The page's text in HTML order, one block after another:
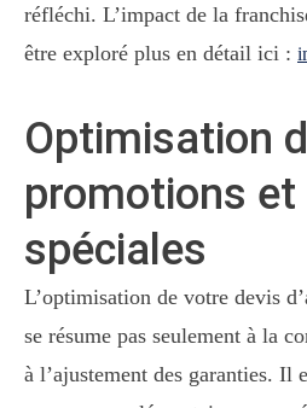
réfléchi. L’impact de la
être exploré plus en détail ici :
Optimisation
promotions
spéciales
L’optimisation de votre devis
se résume pas seulement à la
à l’ajustement des garanties. Il